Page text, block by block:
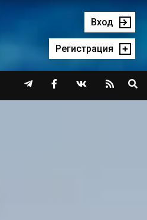
Вход
Регистрация
   